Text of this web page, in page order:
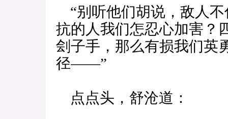
“别听他们胡说，敌人
抗的人我们怎忍心加害？
刽子手，那么有损我们英
径——”
点点头，舒沧道：